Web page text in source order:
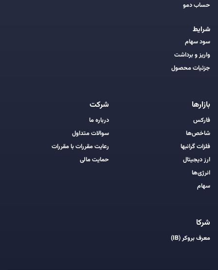
حساب دمو
شرایط
سود سهام
واریز و برداشت
جزئیات محصول
بازارها
فارکس
شاخص‌ها
فلزات گرانبها
ارز دیجیتال
انرژی‌ها
سهام
شرکت
درباره ما
سوالات متداول
رعایت مقررات با مقررات
حمایت مالی
شرکا
معرف بروکر (IB)